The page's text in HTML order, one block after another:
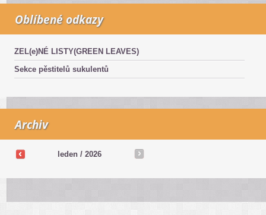
Oblíbené odkazy
ZEL(e)NÉ LISTY(GREEN LEAVES)
Sekce pěstitelů sukulentů
Archiv
leden / 2026